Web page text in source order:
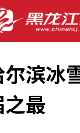
滨冰
最